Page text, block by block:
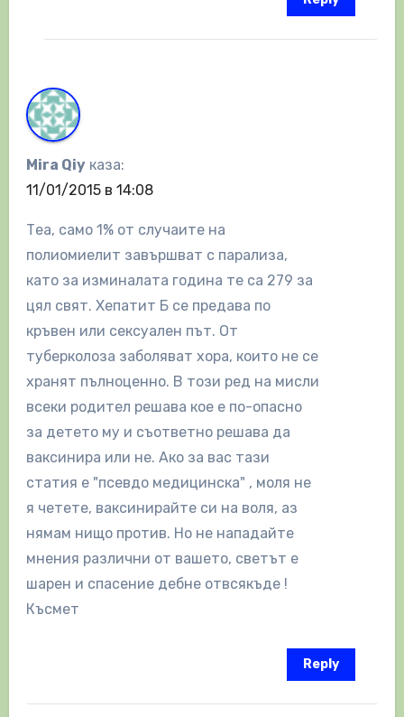
Mira Qiy каза:
11/01/2015 в 14:08
Теа, само 1% от случаите на
полиомиелит завършват с парализа,
като за изминалата година те са 279 за
цял свят. Хепатит Б се предава по
кръвен или сексуален път. От
туберколоза заболяват хора, които не се
хранят пълноценно. В този ред на мисли
всеки родител решава кое е по-опасно
за детето му и съответно решава да
ваксинира или не. Ако за вас тази
статия е "псевдо медицинска" , моля не
я четете, ваксинирайте си на воля, аз
нямам нищо против. Но не нападайте
мнения различни от вашето, светът е
шарен и спасение дебне отвсякъде !
Късмет
Reply